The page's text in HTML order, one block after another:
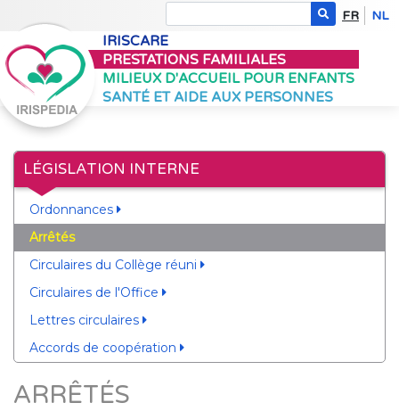
FR NL
IRISCARE
PRESTATIONS FAMILIALES
MILIEUX D'ACCUEIL POUR ENFANTS
SANTÉ ET AIDE AUX PERSONNES
LÉGISLATION INTERNE
Ordonnances
Arrêtés
Circulaires du Collège réuni
Circulaires de l'Office
Lettres circulaires
Accords de coopération
ARRÊTÉS